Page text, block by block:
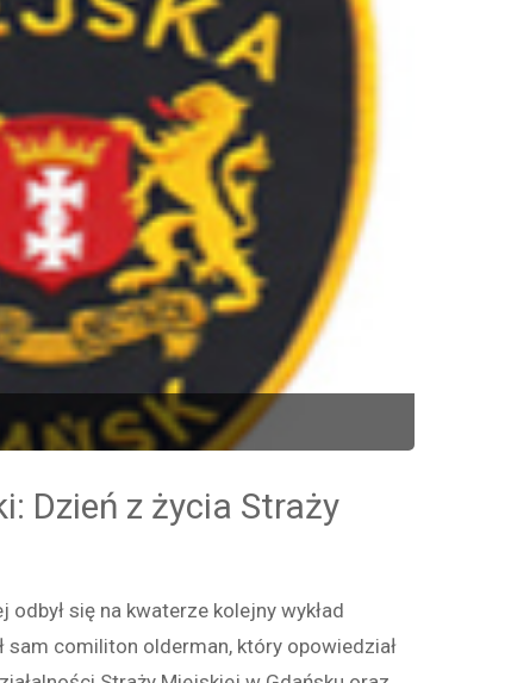
Dzień z życia Straży
się na kwaterze kolejny wykład
sam comiliton olderman, który opowiedział